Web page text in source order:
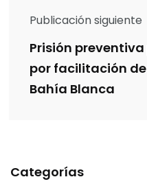
Publicación siguiente
Prisión
por facilitación
Bahía Blanca
Categorías